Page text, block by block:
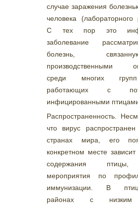
случае заражения
человека (лабораторного
С тех пор это
заболевание
болезнь,
производственными
среди многих
работающих с
инфицированными
Распространенность.
что вирус
странах мира, его
конкретном месте
содержания птицы,
мероприятия по
иммунизации. В
районах с низким